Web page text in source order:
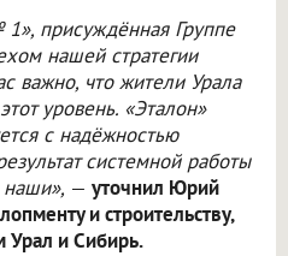
присуждённая Группе
нашей стратегии
важно, что жители Урала
уровень. «Эталон»
с надёжностью
системной работы
наши», — уточнил Юрий
и строительству,
Урал и Сибирь.